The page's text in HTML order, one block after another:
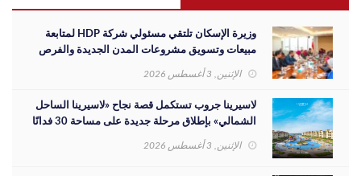
وزيرة الإسكان تلتقي مسئولي شركة HDP لمتابعة
مبيعات وتسويق مشروعات المدن الجديدة والفرص
الإثنين, 3 أغسطس 2026
لاسيرينا جروب تستكمل قصة نجاح «لاسيرينا الساحل
الشمالي» بإطلاق مرحلة جديدة على مساحة 30 فدانًا
الإثنين, 3 أغسطس 2026